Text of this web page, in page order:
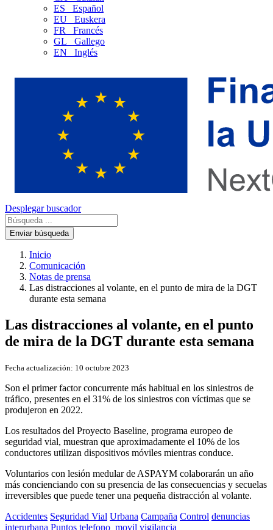
ES
Español
EU
Euskera
FR
Francés
GL
Gallego
EN
Inglés
Desplegar buscador
Enviar búsqueda
Inicio
Comunicación
Notas de prensa
Las distracciones al volante, en el punto de mira de la DGT
durante esta semana
Las distracciones al volante, en el punto
de mira de la DGT durante esta semana
Fecha actualización: 10 octubre 2023
Son el primer factor concurrente más habitual en los siniestros de
tráfico, presentes en el 31% de los siniestros con víctimas que se
produjeron en 2022.
Los resultados del Proyecto Baseline, programa europeo de
seguridad vial, muestran que aproximadamente el 10% de los
conductores utilizan dispositivos móviles mientras conduce.
Voluntarios con lesión medular de ASPAYM colaborarán un año
más concienciando con su presencia de las consecuencias y secuelas
irreversibles que puede tener una pequeña distracción al volante.
Accidentes Seguridad Vial Urbana Campaña Control denuncias
interurbana Puntos telefono_movil vigilancia